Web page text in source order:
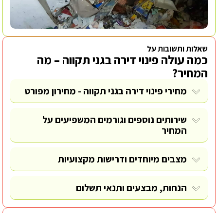
שאלות ותשובות על
כמה עולה פינוי דירה בגני תקווה – מה
המחיר?
מחירי פינוי דירה בגני תקווה - מחירון מפורט
שירותים נוספים וגורמים המשפיעים על
המחיר
מצבים מיוחדים ודרישות מקצועיות
הנחות, מבצעים ותנאי תשלום